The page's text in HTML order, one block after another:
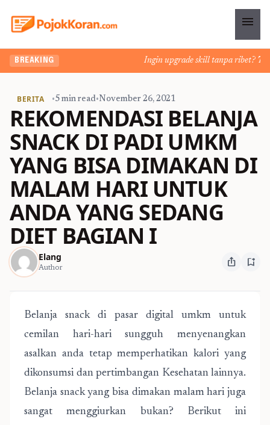
menu
BREAKING Ingin upgrade skill tanpa ribet?
BERITA •5 min read•November 26, 2021
REKOMENDASI BELANJA
SNACK DI PADI UMKM
YANG BISA DIMAKAN DI
MALAM HARI UNTUK
ANDA YANG SEDANG
DIET BAGIAN I
Elang
Author ios_share bookmark_add
Belanja snack di pasar digital umkm untuk
cemilan hari-hari sungguh menyenangkan
asalkan anda tetap memperhatikan kalori yang
dikonsumsi dan pertimbangan Kesehatan lainnya.
Belanja snack yang bisa dimakan malam hari juga
sangat menggiurkan bukan? Berikut ini